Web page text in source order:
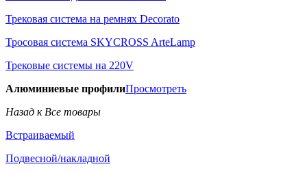
Трековая система на ремнях Decorato
Тросовая система SKYCROSS ArteLamp
Трековые системы на 220V
Алюминиевые профилиПросмотреть
Назад к Все товары
Встраиваемый
Подвесной/накладной